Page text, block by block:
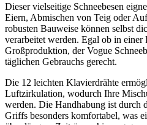
Dieser vielseitige Schneebesen
Eiern, Abmischen von Teig oder
robusten Bauweise können selbst
verarbeitet werden. Egal ob in einer
Großproduktion, der Vogue
täglichen Gebrauchs gerecht.
Die 12 leichten Klavierdrähte
Luftzirkulation, wodurch Ihre
werden. Die Handhabung ist durch
Griffs besonders komfortabel, was